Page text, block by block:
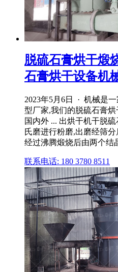
脱硫石膏烘干煅
石膏烘干设备机
2023年5月6日 · 机械是
型厂家,我们的脱硫石膏
国内外 ... 出烘干机干脱硫
氏磨进行粉磨,出磨经筛
经过沸腾煅烧后由两个结
联系电话: 180 3780 8511